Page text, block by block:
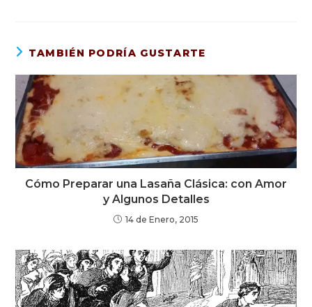
TAMBIÉN PODRÍA GUSTARTE
Cómo Preparar una Lasaña Clásica: con Amor
y Algunos Detalles
14 de Enero, 2015